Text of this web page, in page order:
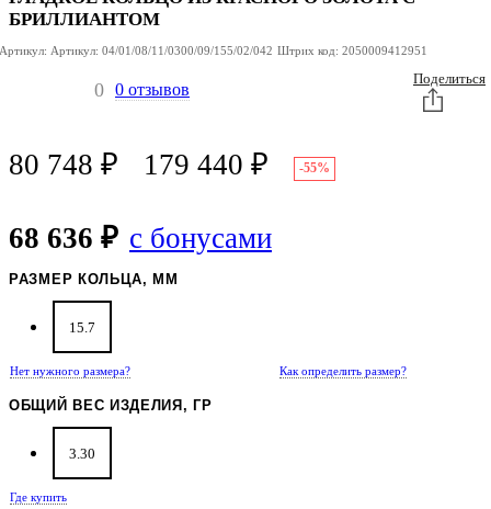
БРИЛЛИАНТОМ
Артикул: Артикул: 04/01/08/11/0300/09/155/02/042 Штрих код: 2050009412951
0 0 отзывов
Поделиться
80 748 ₽ 179 440 ₽ -55%
68 636 ₽ с бонусами
РАЗМЕР КОЛЬЦА, ММ
15.7
Нет нужного размера? Как определить размер?
ОБЩИЙ ВЕС ИЗДЕЛИЯ, ГР
3.30
Где купить